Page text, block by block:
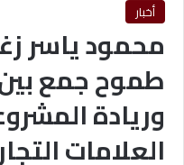
أخبار
محمود ياسر
طموح جمع
وريادة
العلامات